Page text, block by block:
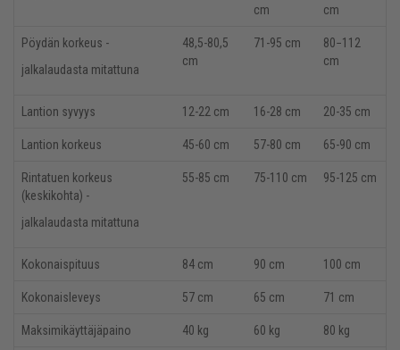
cm
cm
Pöydän korkeus -
jalkalaudasta mitattuna
48,5-80,5
cm
71-95 cm
80−112
cm
Lantion syvyys 12-22 cm 16-28 cm 20-35 cm
Lantion korkeus 45-60 cm 57-80 cm 65-90 cm
Rintatuen korkeus
(keskikohta) -
jalkalaudasta mitattuna
55-85 cm 75-110 cm 95-125 cm
Kokonaispituus 84 cm 90 cm 100 cm
Kokonaisleveys 57 cm 65 cm 71 cm
Maksimikäyttäjäpaino 40 kg 60 kg 80 kg